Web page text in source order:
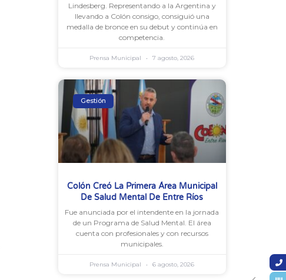
Lindesberg. Representando a la Argentina y
llevando a Colón consigo, consiguió una
medalla de bronce en su debut y continúa en
competencia.
Prensa Municipal 7 agosto, 2026
Gestión
Colón Creó La Primera Área Municipal
De Salud Mental De Entre Ríos
Fue anunciada por el intendente en la jornada
de un Programa de Salud Mental. El área
cuenta con profesionales y con recursos
municipales.
Prensa Municipal 6 agosto, 2026